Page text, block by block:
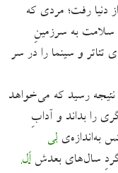
دنیا رفت؛ مردی که
سلامت به سرزمینِ
تئاتر و سینما را در سر
رسید که می‌خواهد
را بداند و آدابِ
به‌اندازه‌ی لی
سال‌های بعدشاَل